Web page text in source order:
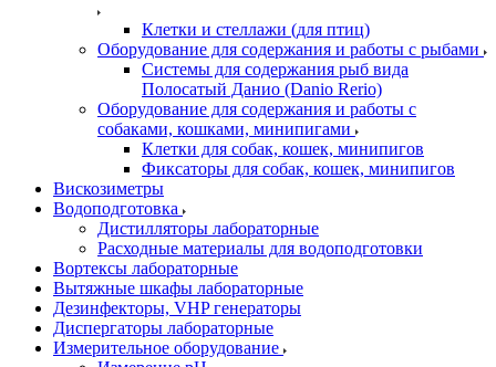
Клетки и стеллажи (для птиц)
Оборудование для содержания и работы с рыбами
Системы для содержания рыб вида
Полосатый Данио (Danio Rerio)
Оборудование для содержания и работы с
собаками, кошками, минипигами
Клетки для собак, кошек, минипигов
Фиксаторы для собак, кошек, минипигов
Вискозиметры
Водоподготовка
Дистилляторы лабораторные
Расходные материалы для водоподготовки
Вортексы лабораторные
Вытяжные шкафы лабораторные
Дезинфекторы, VHP генераторы
Диспергаторы лабораторные
Измерительное оборудование